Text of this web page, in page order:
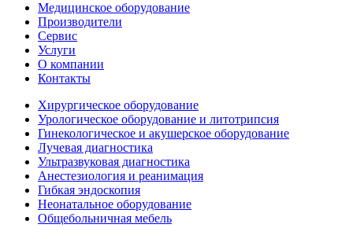
Медицинское оборудование
Производители
Сервис
Услуги
О компании
Контакты
Хирургическое оборудование
Урологическое оборудование и литотрипсия
Гинекологическое и акушерское оборудование
Лучевая диагностика
Ультразвуковая диагностика
Анестезиология и реанимация
Гибкая эндоскопия
Неонатальное оборудование
Общебольничная мебель